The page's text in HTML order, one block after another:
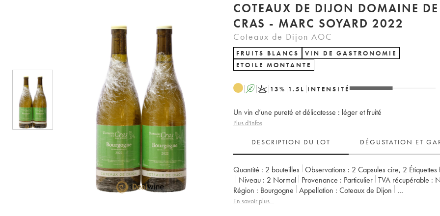
COTEAUX DE DIJON DOMAINE
CRAS - MARC SOYARD 2022
Coteaux de Dijon AOC
FRUITS BLANCS
VIN DE GASTRONOMIE
ETOILE MONTANTE
A K 13% 1.5 L INTENSITÉ
Un vin d’une pureté et délicatesse : léger et fruité
Plus d'infos
DESCRIPTION DU LOT DÉGUSTATION ET
Quantité : 2 bouteilles Observations : 2 Capsules cire, 2 Étiquettes
Niveau : 2 Normal Provenance : particulier
TVA récupérable :
Région :
Bourgogne Appellation :
Coteaux de Dijon
Propriétaire :
En savoir plus...